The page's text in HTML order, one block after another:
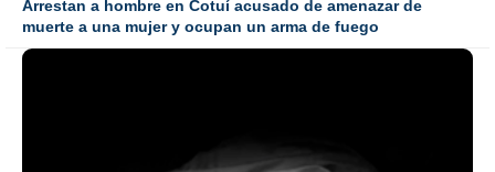
Arrestan a hombre en Cotuí acusado de amenazar de
muerte a una mujer y ocupan un arma de fuego